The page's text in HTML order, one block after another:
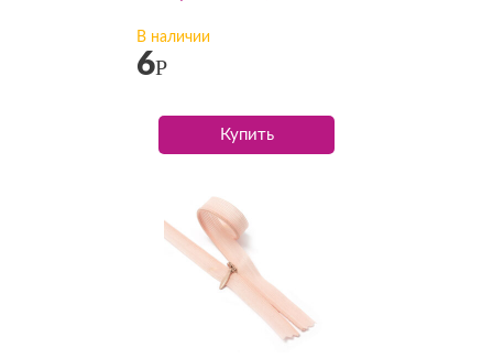
В наличии
6Р
Купить